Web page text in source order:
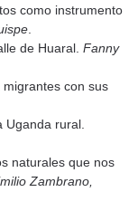
como instrumento
.
de Huaral.Fanny
con sus
Uganda rural.
naturales que nos
Zambrano,